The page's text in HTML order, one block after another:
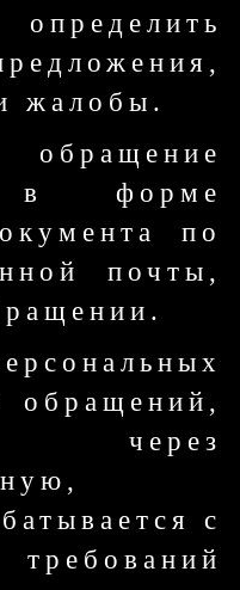
жалобы.
в форме
по
почты,
обращений,
через
с